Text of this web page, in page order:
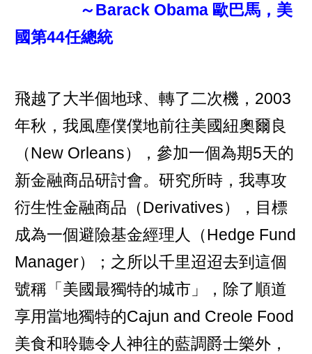
～Barack Obama 歐巴馬，美
國第44任總統
飛越了大半個地球、轉了二次機，2003
年秋，我風塵僕僕地前往美國紐奧爾良
（New Orleans），參加一個為期5天的
新金融商品研討會。研究所時，我專攻
衍生性金融商品（Derivatives），目標
成為一個避險基金經理人（Hedge Fund
Manager）；之所以千里迢迢去到這個
號稱「美國最獨特的城市」，除了順道
享用當地獨特的Cajun and Creole Food
美食和聆聽令人神往的藍調爵士樂外，